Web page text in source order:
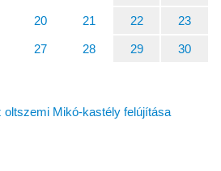
20 21 22 23
27 28 29 30
Mikó-kastély felújítása